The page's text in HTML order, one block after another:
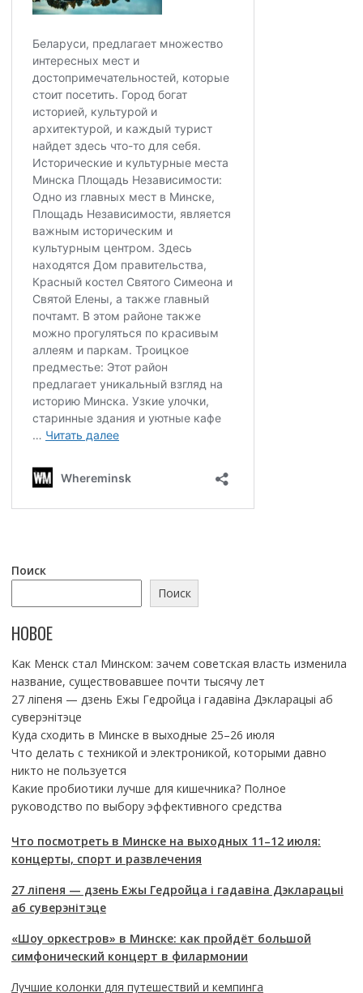
Поиск
Поиск
НОВОЕ
Как Менск стал Минском: зачем советская власть изменила
название, существовавшее почти тысячу лет
27 ліпеня — дзень Ежы Гедройца і гадавіна Дэкларацыі аб
суверэнітэце
Куда сходить в Минске в выходные 25–26 июля
Что делать с техникой и электроникой, которыми давно
никто не пользуется
Какие пробиотики лучше для кишечника? Полное
руководство по выбору эффективного средства
Что посмотреть в Минске на выходных 11–12 июля:
концерты, спорт и развлечения
27 ліпеня — дзень Ежы Гедройца і гадавіна Дэкларацыі
аб суверэнітэце
«Шоу оркестров» в Минске: как пройдёт большой
симфонический концерт в филармонии
Лучшие колонки для путешествий и кемпинга